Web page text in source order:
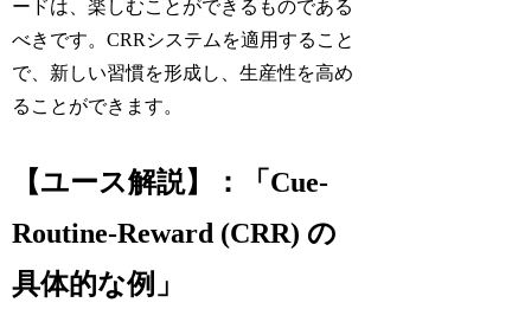
ードは、楽しむことができるものである
べきです。CRRシステムを適用すること
で、新しい習慣を形成し、生産性を高め
ることができます。
【ユース解説】：「Cue-
Routine-Reward (CRR) の
具体的な例」